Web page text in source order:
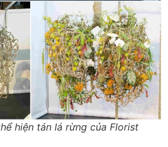
hiện tán lá rừng của Florist